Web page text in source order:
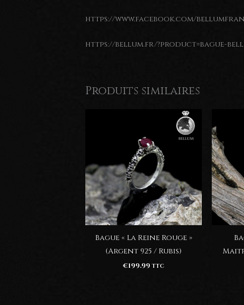
https://www.facebook.com/
https://bellum.fr/?product=bague-
Produits similaires
Bague « La Reine Rouge »
(Argent 925 / Rubis)
€199.99 TTC